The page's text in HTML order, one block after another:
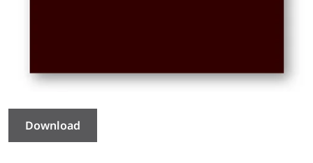
Download